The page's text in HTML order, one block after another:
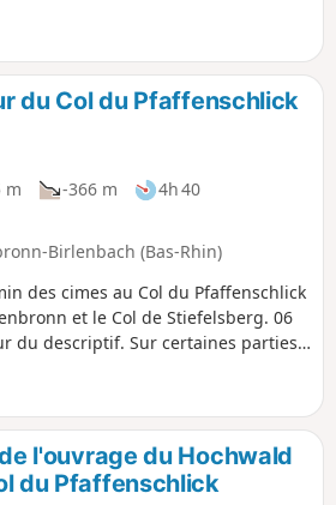
du Col du Pfaffenschlick
m -366 m
4h 40
Birlenbach (Bas-Rhin)
des cimes au Col du Pfaffenschlick
et le Col de Stiefelsberg. 06
du descriptif. Sur certaines parties
qui modifie le balisage
l'ouvrage du Hochwald
du Pfaffenschlick